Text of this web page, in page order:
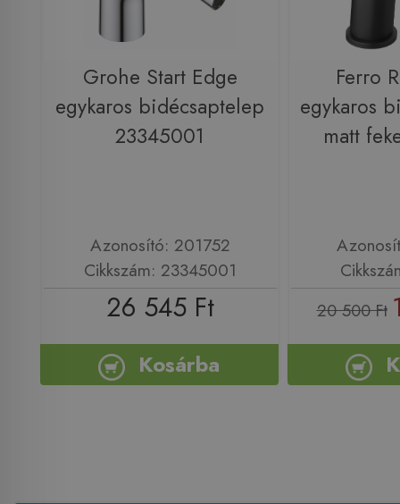
Grohe Start Edge
egykaros bidécsaptelep
23345001
Azonosító: 201752
Cikkszám: 23345001
26 545 Ft
Kosárba
Ferro
egykaros
matt
20 500 Ft